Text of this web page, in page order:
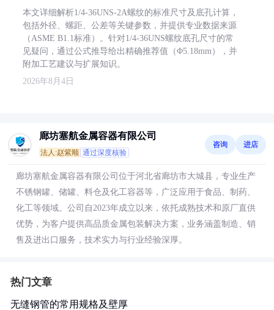
本文详细解析1/4-36UNS-2A螺纹的标准尺寸及底孔计算，
包括外径、螺距、公差等关键参数，并提供专业数据来源
（ASME B1.1标准）。针对1/4-36UNS螺纹底孔尺寸的常
见疑问，通过公式推导给出精确推荐值（Φ5.18mm），并
附加工艺建议与扩展知识。
2026年8月4日
廊坊塞航金属容器有限公司
法人:赵紫顺 通过深度核验
咨询 进店
廊坊塞航金属容器有限公司位于河北省廊坊市大城县，专业生产
不锈钢罐、储罐、料仓及化工容器等，广泛应用于食品、制药、
化工等领域。公司自2023年成立以来，依托成熟技术和原厂直供
优势，为客户提供高品质金属包装解决方案，业务涵盖制造、销
售及进出口服务，技术实力与行业经验深厚。
热门文章
无缝钢管的常用规格及壁厚